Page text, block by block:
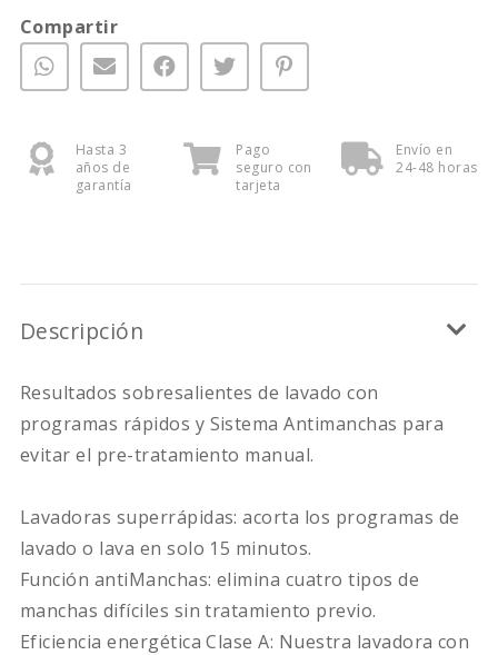
Compartir
Hasta 3
años de
garantía
Pago
seguro con
tarjeta
Envío en
24-48 horas
Descripción
Resultados sobresalientes de lavado con
programas rápidos y Sistema Antimanchas para
evitar el pre-tratamiento manual.
Lavadoras superrápidas: acorta los programas de
lavado o lava en solo 15 minutos.
Función antiManchas: elimina cuatro tipos de
manchas difíciles sin tratamiento previo.
Eficiencia energética Clase A: Nuestra lavadora con